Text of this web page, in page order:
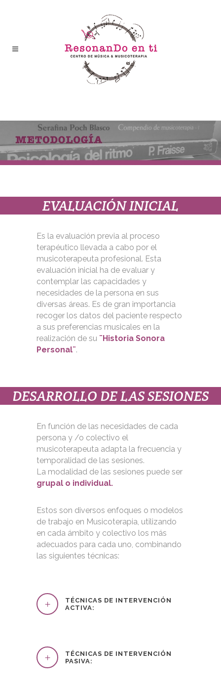
EVALUACIÓN INICIAL
Es la evaluación previa al proceso
terapéutico llevada a cabo por el
musicoterapeuta profesional. Esta
evaluación inicial ha de evaluar y
contemplar las capacidades y
necesidades de la persona en sus
diversas áreas. Es de gran importancia
recoger los datos del paciente respecto
a sus preferencias musicales en la
realización de su ¨Historia Sonora
Personal¨.
DESARROLLO DE LAS SESIONES
En función de las necesidades de cada
persona y /o colectivo el
musicoterapeuta adapta la frecuencia y
temporalidad de las sesiones.
La modalidad de las sesiones puede ser
grupal o individual.
Estos son diversos enfoques o modelos
de trabajo en Musicoterapia, utilizando
en cada ámbito y colectivo los más
adecuados para cada uno, combinando
las siguientes técnicas:
TÉCNICAS DE INTERVENCIÓN
ACTIVA:
TÉCNICAS DE INTERVENCIÓN
PASIVA: